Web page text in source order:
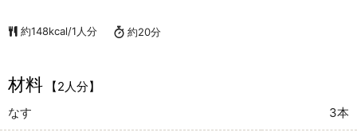
約148kcal/1人分 約20分
材料
【2人分】
なす
3本